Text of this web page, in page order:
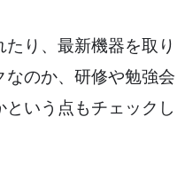
り、最新機器を取り
のか、研修や勉強会
いう点もチェックし